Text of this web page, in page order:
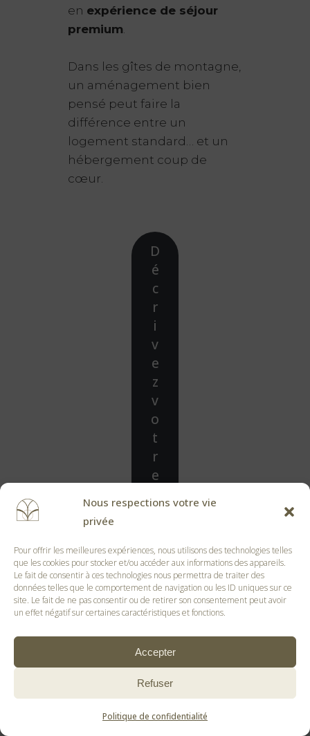
Nous respections votre vie
privée
Pour offrir les meilleures expériences, nous utilisons des technologies telles
que les cookies pour stocker et/ou accéder aux informations des appareils.
Le fait de consentir à ces technologies nous permettra de traiter des
données telles que le comportement de navigation ou les ID uniques sur ce
site. Le fait de ne pas consentir ou de retirer son consentement peut avoir
un effet négatif sur certaines caractéristiques et fonctions.
Accepter
Refuser
Politique de confidentialité
en expérience de séjour
premium.
Dans les gîtes de montagne,
un aménagement bien
pensé peut faire la
différence entre un
logement standard… et un
hébergement coup de
cœur.
D
é
c
r
i
v
e
z
v
o
t
r
e
r
j
e
t
patrimoine immobilier ?
laissez plus une vieille